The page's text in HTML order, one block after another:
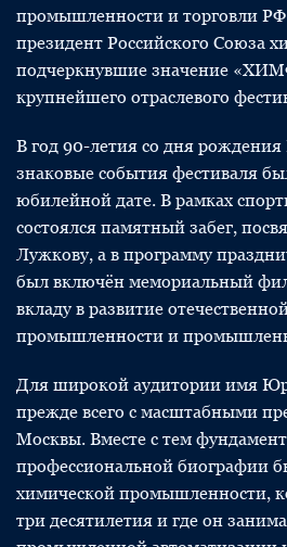
промышленности и торговли
президент Российского Союза
подчеркнувшие значение
крупнейшего отраслевого
В год 90-летия со дня
знаковые события фестиваля
юбилейной дате. В рамках
состоялся памятный забег,
Лужкову, а в программу
был включён мемориальный
вкладу в развитие
промышленности и
Для широкой аудитории имя
прежде всего с масштабными
Москвы. Вместе с тем фундамент
профессиональной биографии
химической промышленности,
три десятилетия и где он